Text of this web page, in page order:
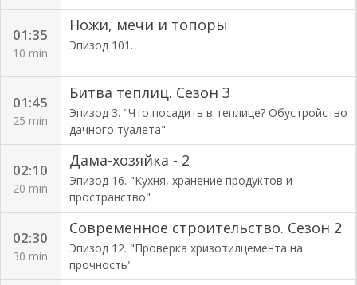
01:35
10 min
Ножи, мечи и топоры
Эпизод 101.
01:45
25 min
Битва теплиц. Сезон 3
Эпизод 3. "Что посадить в теплице? Обустройство
дачного туалета"
02:10
20 min
Дама-хозяйка - 2
Эпизод 16. "Кухня, хранение продуктов и
пространство"
02:30
30 min
Современное строительство. Сезон 2
Эпизод 12. "Проверка хризотилцемента на
прочность"